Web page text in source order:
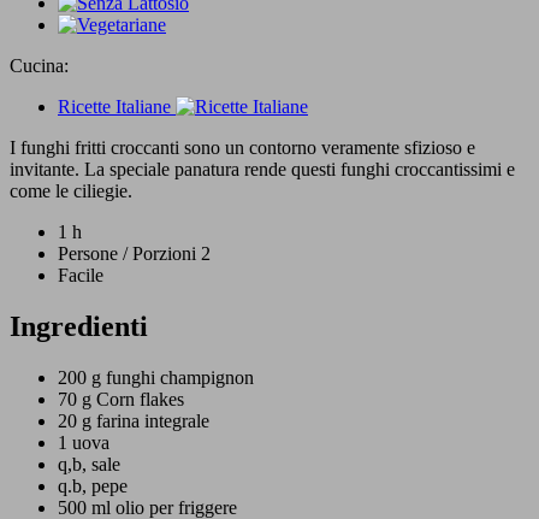
Cucina:
Ricette Italiane
I funghi fritti croccanti sono un contorno veramente sfizioso e
invitante. La speciale panatura rende questi funghi croccantissimi e
come le ciliegie.
1 h
Persone / Porzioni 2
Facile
Ingredienti
200 g funghi champignon
70 g Corn flakes
20 g farina integrale
1 uova
q,b, sale
q.b, pepe
500 ml olio per friggere